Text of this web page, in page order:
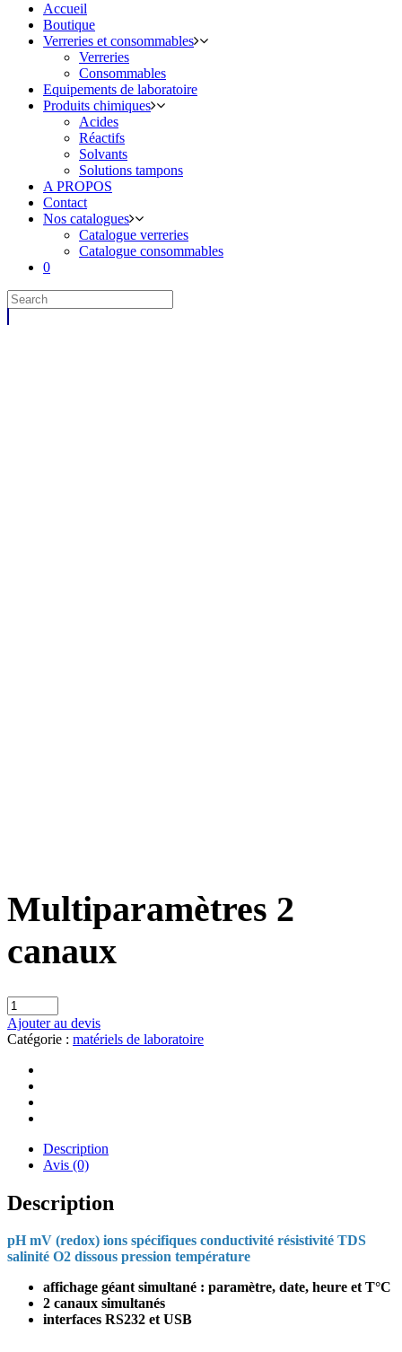
Accueil
Boutique
Verreries et consommables
Verreries
Consommables
Equipements de laboratoire
Produits chimiques
Acides
Réactifs
Solvants
Solutions tampons
A PROPOS
Contact
Nos catalogues
Catalogue verreries
Catalogue consommables
0
Multiparamètres 2
canaux
Ajouter au devis
Catégorie : matériels de laboratoire
Description
Avis (0)
Description
pH mV (redox) ions spécifiques conductivité résistivité TDS
salinité O2 dissous pression température
affichage géant simultané : paramètre, date, heure et T°C
2 canaux simultanés
interfaces RS232 et USB